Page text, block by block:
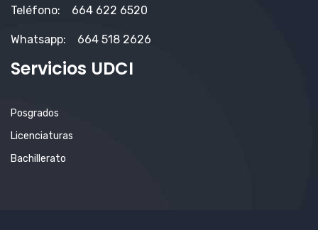
Teléfono: 664 622 6520
Whatsapp: 664 518 2626
Servicios UDCI
Posgrados
Licenciaturas
Bachillerato